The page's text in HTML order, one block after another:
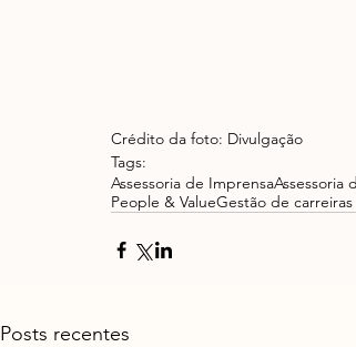
Crédito da foto: Divulgação
Tags:
Assessoria de ImprensaAssessoria
People & ValueGestão de carreiras
Posts recentes